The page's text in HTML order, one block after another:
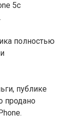
5c
полностью
публике
продано